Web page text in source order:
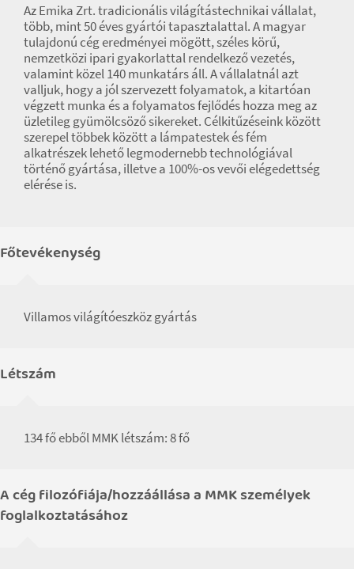
Az Emika Zrt. tradicionális világítástechnikai vállalat,
több, mint 50 éves gyártói tapasztalattal. A magyar
tulajdonú cég eredményei mögött, széles körű,
nemzetközi ipari gyakorlattal rendelkező vezetés,
valamint közel 140 munkatárs áll. A vállalatnál azt
valljuk, hogy a jól szervezett folyamatok, a kitartóan
végzett munka és a folyamatos fejlődés hozza meg az
üzletileg gyümölcsöző sikereket. Célkitűzéseink között
szerepel többek között a lámpatestek és fém
alkatrészek lehető legmodernebb technológiával
történő gyártása, illetve a 100%-os vevői elégedettség
elérése is.
Főtevékenység
Villamos világítóeszköz gyártás
Létszám
134 fő ebből MMK létszám: 8 fő
A cég filozófiája/hozzáállása a MMK személyek
foglalkoztatásához